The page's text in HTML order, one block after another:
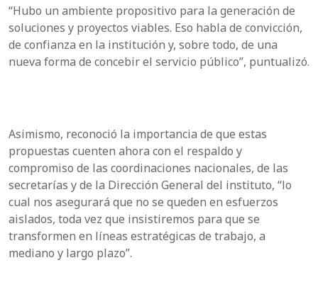
“Hubo un ambiente propositivo para la generación de
soluciones y proyectos viables. Eso habla de convicción,
de confianza en la institución y, sobre todo, de una
nueva forma de concebir el servicio público”, puntualizó.
Asimismo, reconoció la importancia de que estas
propuestas cuenten ahora con el respaldo y
compromiso de las coordinaciones nacionales, de las
secretarías y de la Dirección General del instituto, “lo
cual nos asegurará que no se queden en esfuerzos
aislados, toda vez que insistiremos para que se
transformen en líneas estratégicas de trabajo, a
mediano y largo plazo”.